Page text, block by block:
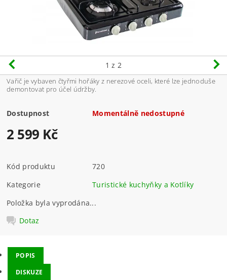
1 z 2
Vařič je vybaven čtyřmi hořáky z nerezové oceli, které lze jednoduše
demontovat pro účel údržby.
Dostupnost Momentálně nedostupné
2 599 Kč
Kód produktu
720
Kategorie
Turistické kuchyňky a Kotlíky
Položka byla vyprodána...
Dotaz
POPIS
DISKUZE